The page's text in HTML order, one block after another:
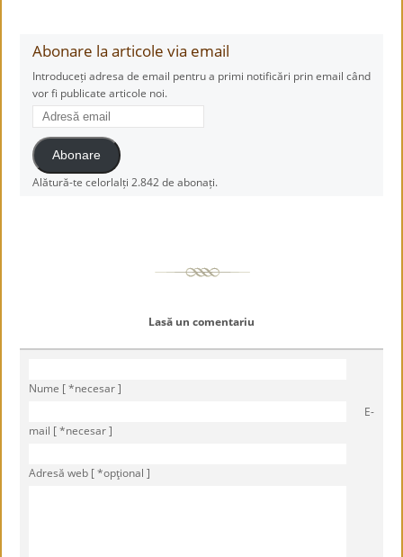
Abonare la articole via email
Introduceți adresa de email pentru a primi notificări prin email când
vor fi publicate articole noi.
Adresă
email
Abonare
Alătură-te celorlalți 2.842 de abonați.
Lasă un comentariu
Nume [ *necesar ]
E-
mail [ *necesar ]
Adresă web [ *opţional ]